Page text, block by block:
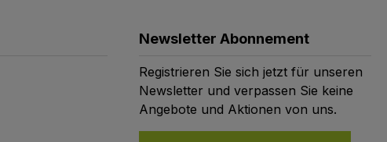
Newsletter Abonnement
Registrieren Sie sich jetzt für unseren
Newsletter und verpassen Sie keine
Angebote und Aktionen von uns.